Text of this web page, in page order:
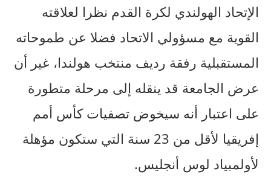
الإتحاد الهولندي لكرة القدم نظرا لعلاقته
القوية مع مسؤولي الاتحاد فضلا عن طموحاته
المستقبلية رفقة رديف منتخب هولندا، غير أن
عرض الجامعة قد ينقله إلى مرحلة متطورة
على اعتبار أنه سيخوض تصفيات كأس أمم
إفريقيا لأقل من 23 سنة التي ستكون مؤهلة
لأولمبياد لوس أنجليس.